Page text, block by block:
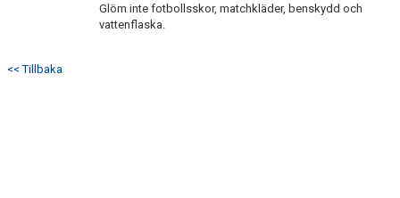
Glöm inte fotbollsskor, matchkläder, benskydd och
vattenflaska.
<< Tillbaka